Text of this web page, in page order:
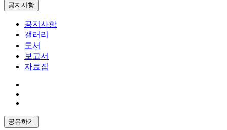
공지사항
공지사항
갤러리
도서
보고서
자료집
공유하기